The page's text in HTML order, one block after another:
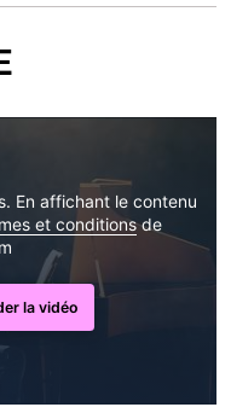
En affichant le contenu
et conditionsde
la vidéo